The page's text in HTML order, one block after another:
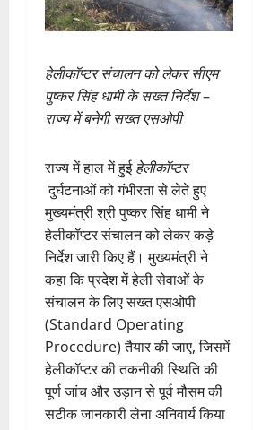
हेलीकॉप्टर संचालन को लेकर सीएम
पुष्कर सिंह धामी के सख्त निर्देश –
राज्य में बनेगी सख्त एसओपी
राज्य में हाल में हुईहेलीकॉप्टर
दुर्घटनाओं को गंभीरता से लेते हुए
मुख्यमंत्री श्री पुष्कर सिंह धामी ने
हेलीकॉप्टर संचालन को लेकर कड़े
निर्देश जारी किए हैं। मुख्यमंत्री ने
कहा कि प्रदेश में हेली सेवाओं के
संचालन के लिए सख्त एसओपी
(Standard Operating
Procedure) तैयार की जाए, जिसमें
हेलीकॉप्टर की तकनीकी स्थिति की
पूर्ण जांच और उड़ान से पूर्व मौसम की
सटीक जानकारी लेना अनिवार्य किया